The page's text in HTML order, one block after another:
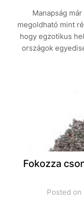
Manapság
megoldható mint
hogy egzotikus
országok
Fokozza
Posted on